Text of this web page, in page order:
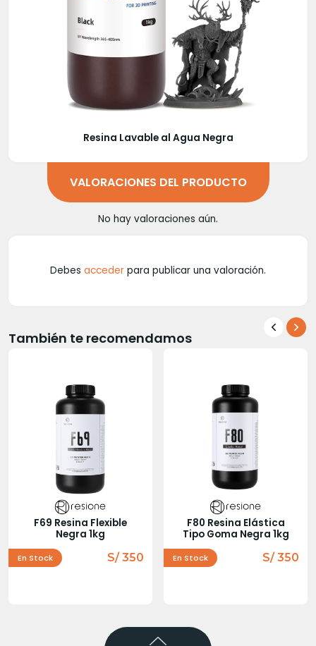
Resina Lavable al Agua Negra
VALORACIONES DEL PRODUCTO
No hay valoraciones aún.
Debes acceder para publicar una valoración.
También te recomendamos
F69 Resina Flexible
Negra 1kg
En Stock S/ 350
F80 Resina Elástica
Tipo Goma Negra 1kg
En Stock S/ 350